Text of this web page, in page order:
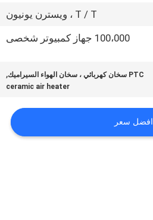
T / T ، ويسترن يونيون
100،000 جهاز كمبيوتر شخصى
PTC سخان كهربائي ، سخان الهواء السيراميك ,
ceramic air heater
افضل سعر